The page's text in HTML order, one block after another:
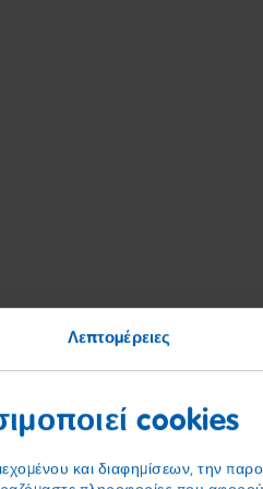
Λεπτομέρειες
cookies
και διαφημίσεων, την